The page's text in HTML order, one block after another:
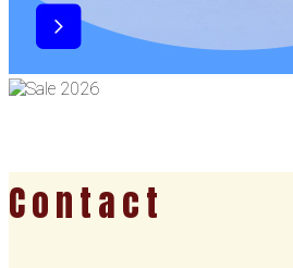
Footer
Contact